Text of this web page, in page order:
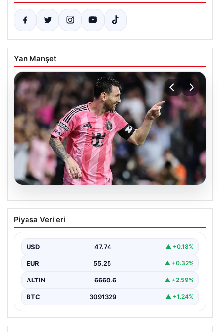
Yan Manşet
Dünya Kupası sonrası da durmuyor!
Messi yapacağını yaptı
Piyasa Verileri
USD 47.74 ▲ +0.18%
EUR 55.25 ▲ +0.32%
ALTIN 6660.6 ▲ +2.59%
BTC 3091329 ▲ +1.24%